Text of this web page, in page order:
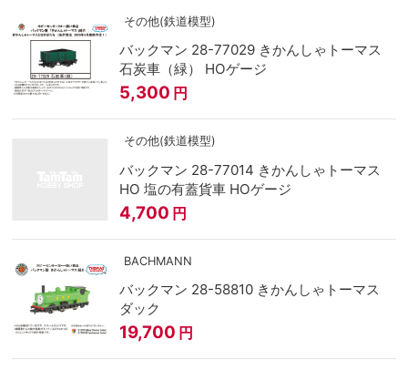
その他(鉄道模型)
バックマン 28-77029 きかんしゃトーマス
石炭車（緑） HOゲージ
5,300 円
その他(鉄道模型)
バックマン 28-77014 きかんしゃトーマス
HO 塩の有蓋貨車 HOゲージ
4,700 円
BACHMANN
バックマン 28-58810 きかんしゃトーマス
ダック
19,700 円